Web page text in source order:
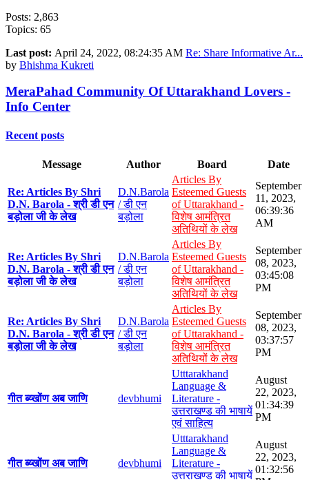
Posts: 2,863
Topics: 65
Last post: April 24, 2022, 08:24:35 AM Re: Share Informative Ar...
by Bhishma Kukreti
MeraPahad Community Of Uttarakhand Lovers -
Info Center
Recent posts
Message Author Board Date
Re: Articles By Shri
D.N. Barola - श्री डी एन
बड़ोला जी के लेख
D.N.Barola
/ डी एन
बड़ोला
Articles By
Esteemed Guests
of Uttarakhand -
विशेष आमंत्रित
अतिथियों के लेख
September
11, 2023,
06:39:36
AM
Re: Articles By Shri
D.N. Barola - श्री डी एन
बड़ोला जी के लेख
D.N.Barola
/ डी एन
बड़ोला
Articles By
Esteemed Guests
of Uttarakhand -
विशेष आमंत्रित
अतिथियों के लेख
September
08, 2023,
03:45:08
PM
Re: Articles By Shri
D.N. Barola - श्री डी एन
बड़ोला जी के लेख
D.N.Barola
/ डी एन
बड़ोला
Articles By
Esteemed Guests
of Uttarakhand -
विशेष आमंत्रित
अतिथियों के लेख
September
08, 2023,
03:37:57
PM
गीत ब्य्खोंण अब जाणि devbhumi
Utttarakhand
Language &
Literature -
उत्तराखण्ड की भाषायें
एवं साहित्य
August
22, 2023,
01:34:39
PM
गीत ब्य्खोंण अब जाणि devbhumi
Utttarakhand
Language &
Literature -
उत्तराखण्ड की भाषायें
August
22, 2023,
01:32:56